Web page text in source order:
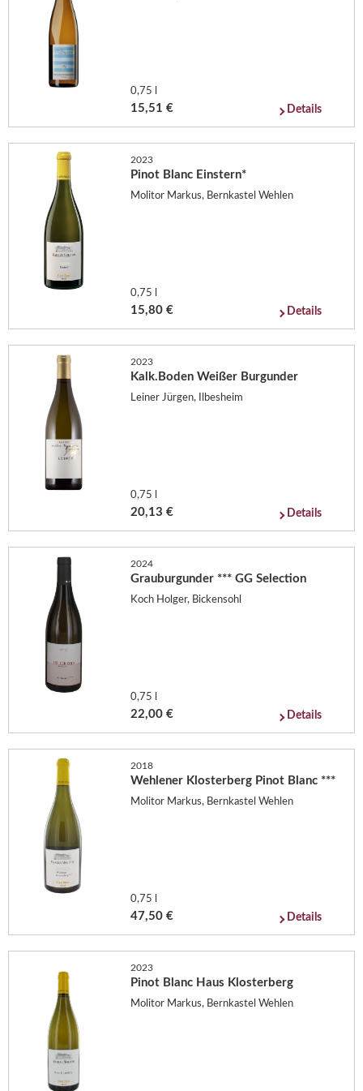
0,75 l
15,51 € Details
2023
Pinot Blanc Einstern*
Molitor Markus, Bernkastel Wehlen
0,75 l
15,80 € Details
2023
Kalk.Boden Weißer Burgunder
Leiner Jürgen, Ilbesheim
0,75 l
20,13 € Details
2024
Grauburgunder *** GG Selection
Koch Holger, Bickensohl
0,75 l
22,00 € Details
2018
Wehlener Klosterberg Pinot Blanc ***
Molitor Markus, Bernkastel Wehlen
0,75 l
47,50 € Details
2023
Pinot Blanc Haus Klosterberg
Molitor Markus, Bernkastel Wehlen